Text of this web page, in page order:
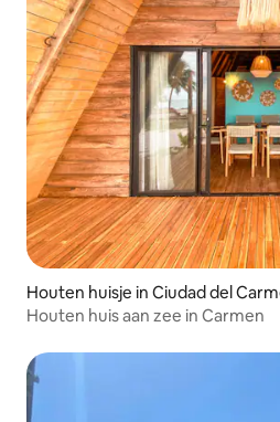
Houten huisje in Ciudad del
Houten huis aan zee in Carmen